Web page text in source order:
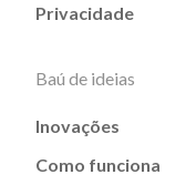
Privacidade
Baú de ideias
Inovações
Como funciona